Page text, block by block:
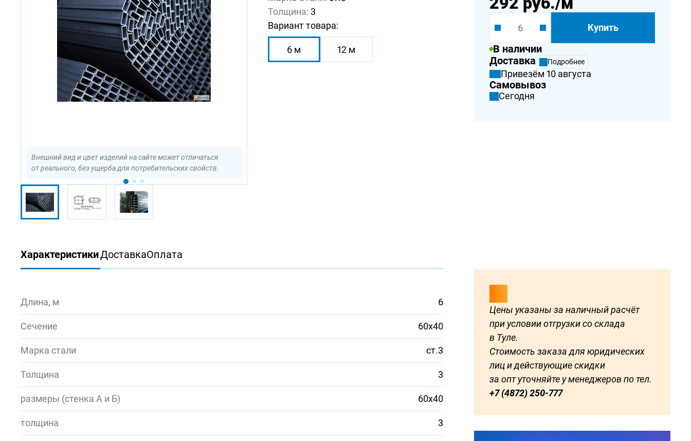
Внешний вид и цвет изделий на сайте может отличаться
от реального, без ущерба для потребительских свойств.
Толщина: 3
Вариант товара:
6 м 12 м
Купить
В наличии
Доставка
Подробнее
Привезём 10 августа
Самовывоз
Сегодня
ХарактеристикиДоставкаОплата
Длина, м 6
Сечение 60х40
Марка стали ст.3
Толщина 3
размеры (стенка А и Б) 60х40
толщина 3
Цены указаны за наличный расчёт
при условии отгрузки со склада
в Туле.
Стоимость заказа для юридических
лиц и действующие скидки
за опт уточняйте у менеджеров по тел.
+7 (4872) 250-777